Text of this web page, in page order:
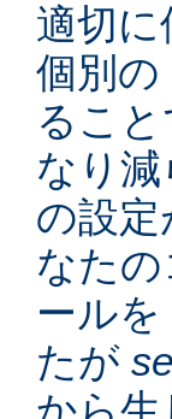
適切
個別の
るこ
なり
の設
なた
ール
たが
から